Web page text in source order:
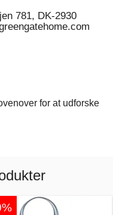
781, DK-2930
for at udforske